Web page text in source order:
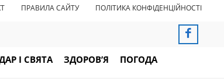
ПРАВИЛА САЙТУ ПОЛІТИКА КОНФІДЕНЦІЙНОСТІ
І СВЯТА ЗДОРОВ’Я ПОГОДА